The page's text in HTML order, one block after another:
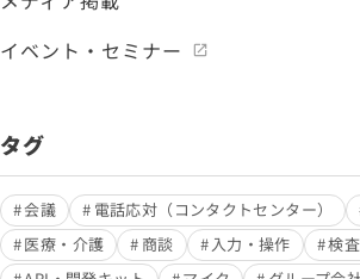
イベント・セミナー
タグ
会議 電話応対（コンタクトセンター）
医療・介護
商談 入力・操作
検